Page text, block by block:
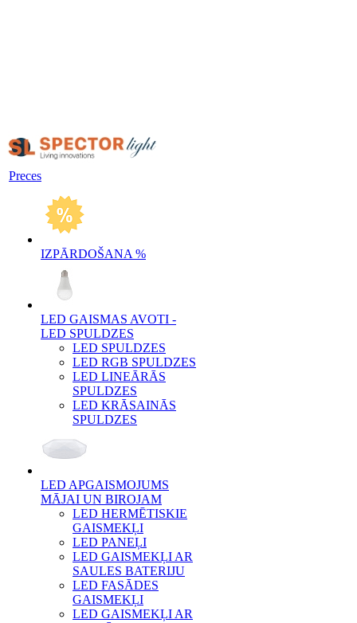
Preces
IZPĀRDOŠANA %
LED GAISMAS AVOTI -
LED SPULDZES
LED SPULDZES
LED RGB SPULDZES
LED LINEĀRĀS
SPULDZES
LED KRĀSAINĀS
SPULDZES
LED APGAISMOJUMS
MĀJAI UN BIROJAM
LED HERMĒTISKIE
GAISMEKĻI
LED PANEĻI
LED GAISMEKĻI AR
SAULES BATERIJU
LED FASĀDES
GAISMEKĻI
LED GAISMEKĻI AR